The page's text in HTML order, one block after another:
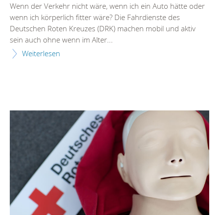
Wenn der Verkehr nicht wäre, wenn ich ein Auto hätte oder
wenn ich körperlich fitter wäre? Die Fahrdienste des
Deutschen Roten Kreuzes (DRK) machen mobil und aktiv
sein auch ohne wenn im Alter...
Weiterlesen